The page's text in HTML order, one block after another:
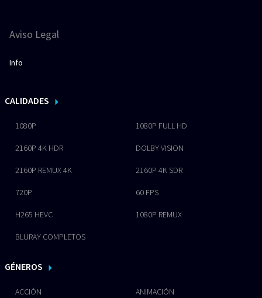
Aviso Legal
Info
CALIDADES
1080P 1080P FULL HD
2160P 4K HDR DOLBY VISION
2160P REMUX 4K 2160P 4K SDR
720P 60 FPS
H265 HEVC 1080P REMUX
BLURAY COMPLETOS
GÉNEROS
ACCIÓN ANIMACIÓN